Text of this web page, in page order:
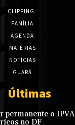
CLIPPING
FAMÍLIA
AGENDA
MATÉRIAS
NOTÍCIAS
GUARÁ
Últimas
permanente o IPVA
no DF